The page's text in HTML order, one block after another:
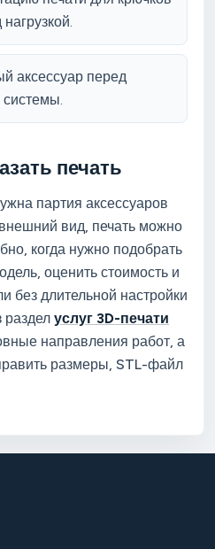
аксессуар перед
печать
партия аксессуаров
вид, печать можно
когда нужно подобрать
оценить стоимость и
без длительной настройки
раздел услуг 3D-печати
направления работ, а
размеры, STL-файл